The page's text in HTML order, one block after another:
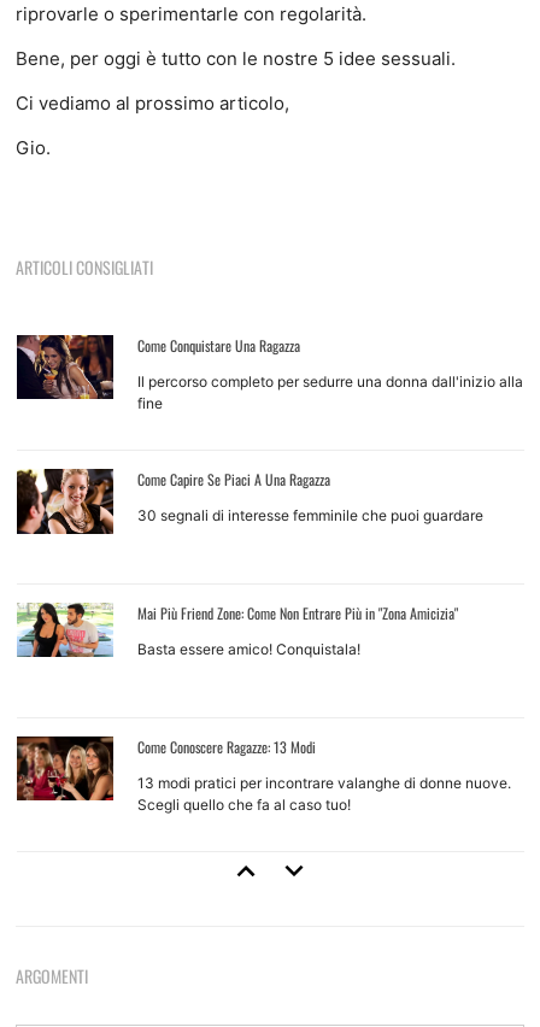
riprovarle o sperimentarle con regolarità.
Bene, per oggi è tutto con le nostre 5 idee sessuali.
Ci vediamo al prossimo articolo,
Gio.
ARTICOLI CONSIGLIATI
Come Conquistare Una Ragazza
Il percorso completo per sedurre una donna dall'inizio alla
fine
Come Capire Se Piaci A Una Ragazza
30 segnali di interesse femminile che puoi guardare
Mai Più Friend Zone: Come Non Entrare Più in "Zona Amicizia"
Basta essere amico! Conquistala!
Come Conoscere Ragazze: 13 Modi
13 modi pratici per incontrare valanghe di donne nuove.
Scegli quello che fa al caso tuo!
Come Approcciare Una Ragazza
ARGOMENTI